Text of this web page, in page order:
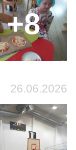
+8
26.06.2026